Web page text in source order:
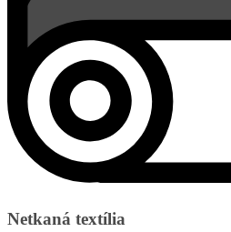
Netkaná textília